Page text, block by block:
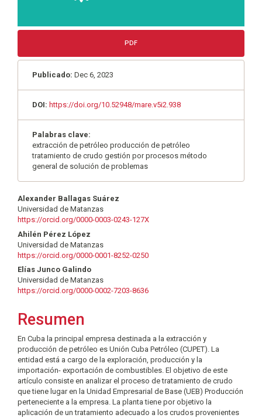
PDF
Publicado: Dec 6, 2023
DOI: https://doi.org/10.52948/mare.v5i2.938
Palabras clave:
extracción de petróleo producción de petróleo
tratamiento de crudo gestión por procesos método
general de solución de problemas
Contenido
principal
del
artículo
Alexander Ballagas Suárez
Universidad de Matanzas
https://orcid.org/0000-0003-0243-127X
Ahilén Pérez López
Universidad de Matanzas
https://orcid.org/0000-0001-8252-0250
Elías Junco Galindo
Universidad de Matanzas
https://orcid.org/0000-0002-7203-8636
Resumen
En Cuba la principal empresa destinada a la extracción y
producción de petróleo es Unión Cuba Petróleo (CUPET). La
entidad está a cargo de la exploración, producción y la
importación- exportación de combustibles. El objetivo de este
artículo consiste en analizar el proceso de tratamiento de crudo
que tiene lugar en la Unidad Empresarial de Base (UEB) Producción
perteneciente a la empresa. La planta tiene por objetivo la
aplicación de un tratamiento adecuado a los crudos provenientes